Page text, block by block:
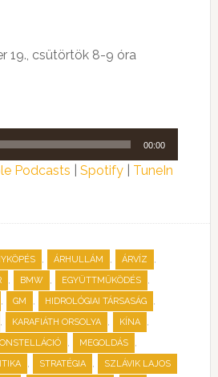
19., csütörtök 8-9 óra
00:00
Podcasts Spotify| TuneIn
, ÁRHULLÁM , ÁRVÍZ ,
, BMW , EGYÜTTMŰKÖDÉS ,
, GM , HIDROLÓGIAI TÁRSASÁG ,
, KARAFIÁTH ORSOLYA , KÍNA ,
, MEGOLDÁS ,
, STRATÉGIA , SZLÁVIK LAJOS